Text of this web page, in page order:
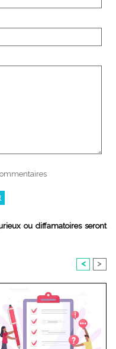
ou diffamatoires seront
< >